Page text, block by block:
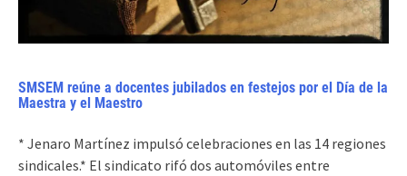
SMSEM reúne a docentes jubilados en festejos por el Día de la
Maestra y el Maestro
* Jenaro Martínez impulsó celebraciones en las 14 regiones
sindicales.* El sindicato rifó dos automóviles entre